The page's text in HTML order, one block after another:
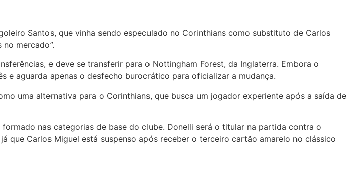
Santos, que vinha sendo especulado no Corinthians como substituto de Carlos
mercado”.
e deve se transferir para o Nottingham Forest, da Inglaterra. Embora o
e aguarda apenas o desfecho burocrático para oficializar a mudança.
uma alternativa para o Corinthians, que busca um jogador experiente após a saída de
nas categorias de base do clube. Donelli será o titular na partida contra o
que Carlos Miguel está suspenso após receber o terceiro cartão amarelo no clássico